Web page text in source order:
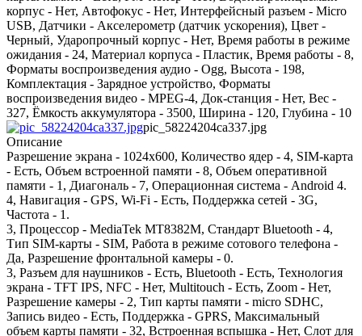
корпус - Нет, Автофокус - Нет, Интерфейсный разъем - Micro
USB, Датчики - Акселерометр (датчик ускорения), Цвет -
Черный, Ударопрочный корпус - Нет, Время работы в режиме
ожидания - 24, Материал корпуса - Пластик, Время работы - 8,
Форматы воспроизведения аудио - Ogg, Высота - 198,
Комплектация - Зарядное устройство, Форматы
воспроизведения видео - MPEG-4, Док-станция - Нет, Вес -
327, Ёмкость аккумулятора - 3500, Ширина - 120, Глубина - 10
pic_58224204ca337.jpg
Описание
Разрешение экрана - 1024x600, Количество ядер - 4, SIM-карта
- Есть, Объем встроенной памяти - 8, Объем оперативной
памяти - 1, Диагональ - 7, Операционная система - Android 4.
4, Навигация - GPS, Wi-Fi - Есть, Поддержка сетей - 3G,
Частота - 1.
3, Процессор - MediaTek MT8382М, Стандарт Bluetooth - 4,
Тип SIM-карты - SIM, Работа в режиме сотового телефона -
Да, Разрешение фронтальной камеры - 0.
3, Разъем для наушников - Есть, Bluetooth - Есть, Технология
экрана - TFT IPS, NFC - Нет, Multitouch - Есть, Zoom - Нет,
Разрешение камеры - 2, Тип карты памяти - micro SDHC,
Запись видео - Есть, Поддержка - GPRS, Максимальный
объем карты памяти - 32, Встроенная вспышка - Нет, Слот для